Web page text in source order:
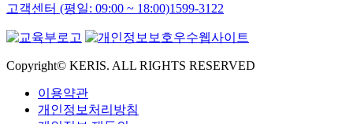
고객센터 (평일: 09:00 ~ 18:00)1599-3122
Copyright© KERIS. ALL RIGHTS RESERVED
이용약관
개인정보처리방침